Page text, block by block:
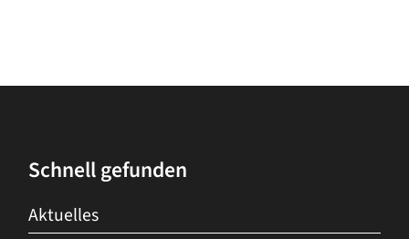
Schnell gefunden
Aktuelles